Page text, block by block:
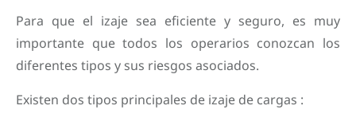
Para que el izaje sea eficiente y seguro, es muy
importante que todos los operarios conozcan los
diferentes tipos y sus riesgos asociados.
Existen dos tipos principales de izaje de cargas :